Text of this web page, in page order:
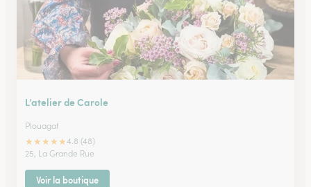
L’atelier de Carole
Plouagat
★★★★★4.8 (48)
25, La Grande Rue
Voir la boutique